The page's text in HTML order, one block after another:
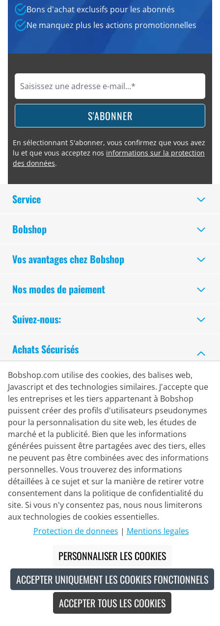
Bons d'achat exclusifs pour les abonnés
Ne manquez plus les actions promotionnelles
S'ABONNER
En sélectionnant S'abonner, vous confirmez que vous avez
lu et que vous acceptez nos informations sur la protection
des données.
Service
Bobshop
Vos avantages chez Bobshop
Nos modes de paiement
Nous Contacter
Mo - Fr: 8:30 - 16:00 (HNEC)
Whatsapp
Rappel (en/de)
Formulaire de contact
Suivez-nous:
Achats Sécurisés
Partenaire de Livraison
Bobshop.com utilise des cookies, des balises web,
Javascript et des technologies similaires. J'accepte que
les entreprises et les tiers appartenant à Bobshop
puissent créer des profils d'utilisateurs pseudonymes
pour la personnalisation du site web, les études de
marché et la publicité. Bien que les informations
générées puissent être partagées avec des tiers, elles
ne peuvent pas être combinées avec des informations
personnelles. Vous trouverez des informations
détaillées à ce sujet et sur la manière de retirer votre
consentement dans la politique de confidentialité du
site. Si vous n'y consentez pas, nous nous limiterons
aux technologies de cookies essentielles.
Protection de donnees | Mentions legales
PERSONNALISER LES COOKIES
ACCEPTER UNIQUEMENT LES COOKIES FONCTIONNELS
ACCEPTER TOUS LES COOKIES